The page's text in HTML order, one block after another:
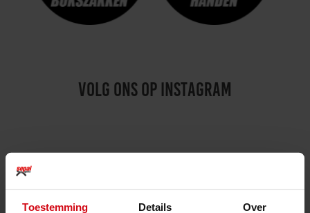
Toestemming Details Over
volg ons op instagram